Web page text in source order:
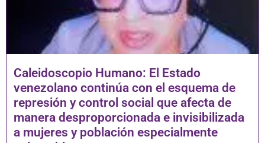
Caleidoscopio Humano: El Estado
venezolano continúa con el esquema de
represión y control social que afecta de
manera desproporcionada e invisibilizada
a mujeres y población especialmente